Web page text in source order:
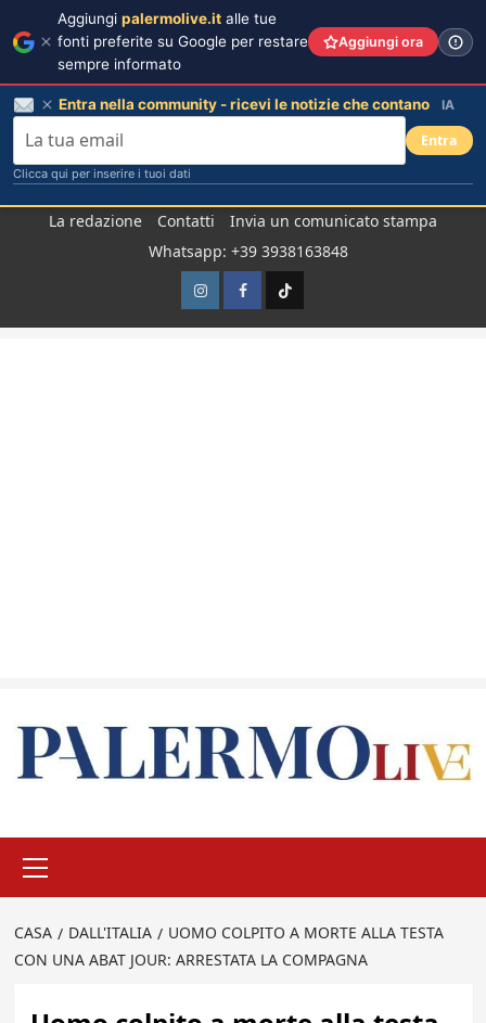
La redazione Contatti
Invia un comunicato stampa
Whatsapp: +39 3938163848
InstagramFacebook
TikTok
principale
CASA DALL'ITALIA
UOMO COLPITO A MORTE ALLA TESTA
CON UNA ABAT JOUR: ARRESTATA LA COMPAGNA
Aggiungi palermolive.it alle tue
fonti preferite su Google per restare
sempre informato
Aggiungi ora
Entra nella community - ricevi le notizie che contano IA
Entra
Clicca qui per inserire i tuoi dati